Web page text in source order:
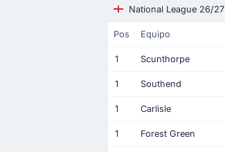
National League 26/27
Pos Equipo
1 Scunthorpe
1 Southend
1 Carlisle
1 Forest Green